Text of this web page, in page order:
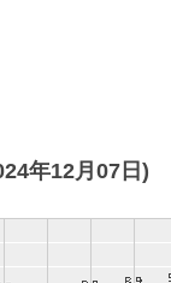
年12月07日)